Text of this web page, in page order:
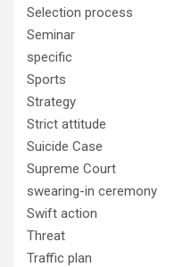
Selection process
Seminar
specific
Sports
Strategy
Strict attitude
Suicide Case
Supreme Court
swearing-in ceremony
Swift action
Threat
Traffic plan